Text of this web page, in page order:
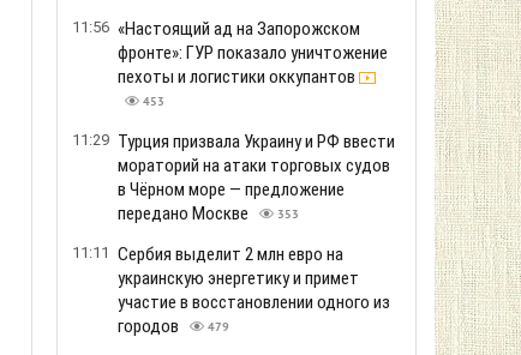
11:56 «Настоящий ад на Запорожском
фронте»: ГУР показало уничтожение
пехоты и логистики оккупантов
453
11:29 Турция призвала Украину и РФ ввести
мораторий на атаки торговых судов
в Чёрном море — предложение
передано Москве
353
11:11 Сербия выделит 2 млн евро на
украинскую энергетику и примет
участие в восстановлении одного из
городов
479